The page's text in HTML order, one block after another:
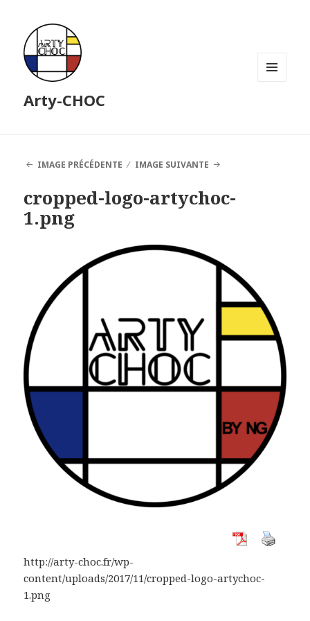
Arty-CHOC
IMAGE PRÉCÉDENTE IMAGE SUIVANTE
cropped-logo-artychoc-
1.png
http://arty-choc.fr/wp-
content/uploads/2017/11/cropped-logo-artychoc-
1.png